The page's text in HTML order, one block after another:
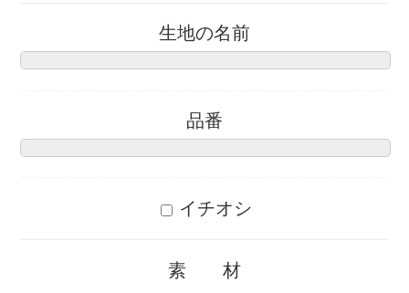
生地の名前
品番
イチオシ
素材